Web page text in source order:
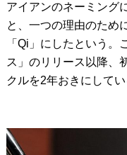
アイアンのネーミング
と、一つの理由のため
「Qi」にしたという
ス」のリリース以降、
クルを2年おきにしてい